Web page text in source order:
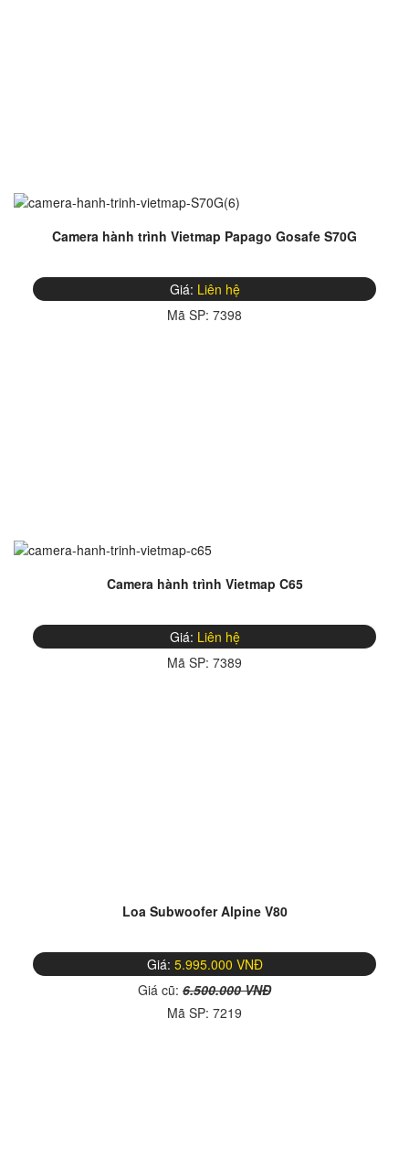
Camera hành trình Vietmap Papago Gosafe S70G
Giá: Liên hệ
Mã SP: 7398
Camera hành trình Vietmap C65
Giá: Liên hệ
Mã SP: 7389
Loa Subwoofer Alpine V80
Giá: 5.995.000 VNĐ
Giá cũ: 6.500.000 VNĐ
Mã SP: 7219